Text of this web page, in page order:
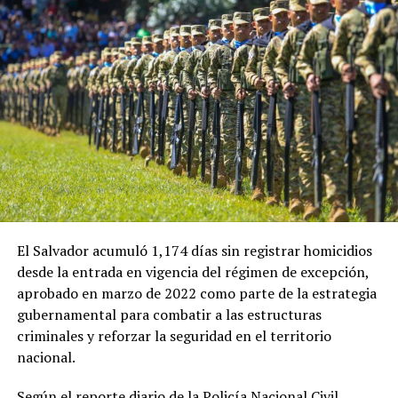
ADVERTISEMENT
En esa ocasión, la ministra de Economía de El Salvador,
María Luisa Hayem, representó al Gobierno salvadoreño
y sostuvo una reunión con Restrepo, en la que se
establecieron algunos acuerdos iniciales que ahora
Ulloa también destacó el papel que tendrá el embajador
de El Salvador en Colombia, Guillermo Rubio, en el
impulso de la nueva etapa de cooperación entre ambos
países.
El Salvador acumuló 1,174 días sin registrar homicidios
desde la entrada en vigencia del régimen de excepción,
aprobado en marzo de 2022 como parte de la estrategia
gubernamental para combatir a las estructuras
criminales y reforzar la seguridad en el territorio
nacional.